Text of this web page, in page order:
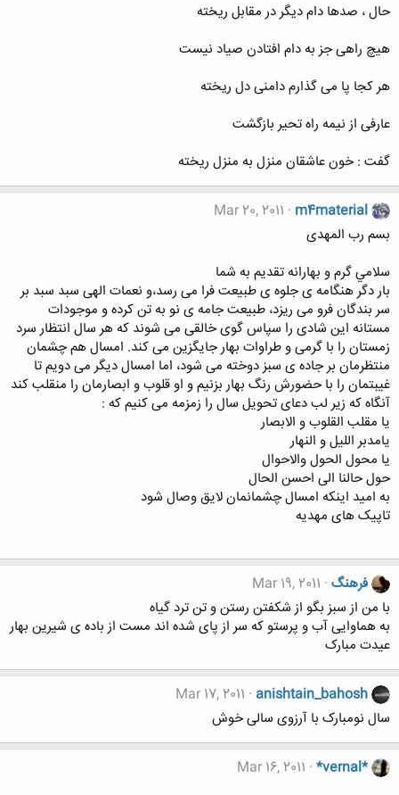
حال ، صدها دام ديگر در مقابل ريخته
هيچ راهی جز به دام افتادن صياد نيست
هر كجا پا می گذارم دامنی دل ريخته
عارفی از نيمه راه تحير بازگشت
گفت : خون عاشقان منزل به منزل ريخته
m4material
Mar 20, 2011
بسم رب المهدی
سلامي گرم و بهارانه تقدیم به شما
بار دگر هنگامه ی جلوه ی طبیعت فرا می رسد،و نعمات الهی سبد سبد بر
سر بندگان فرو می ریزد، طبیعت جامه ی نو به تن کرده و موجودات
مستانه این شادی را سپاس گوی خالقی می شوند که هر سال انتظار سرد
زمستان را با گرمی و طراوات بهار جایگزین می کند. امسال هم چشمان
منتظرمان بر جاده ی سبز دوخته می شود، اما امسال دیگر می دویم تا
غیبتمان را با حضورش رنگ بهار بزنیم و او قلوب و ابصارمان را منقلب کند
آنگاه که زیر لب دعای تحویل سال را زمزمه می کنیم که :
یا مقلب القلوب و الابصار
یامدبر اللیل و النهار
یا محول الحول والاحوال
حول حالنا الی احسن الحال
به امید اینکه امسال چشمانمان لایق وصال شود
تاپیک های مهدیه
فرهنگ Mar 19, 2011
با من از سبز بگو از شکفتن رستن و تن ترد گیاه
به هماوایی آب و پرستو که سر از پای شده اند مست از باده ی شیرین بهار
عیدت مبارک
anishtain_bahosh
Mar 17, 2011
سال نومبارک با آرزوی سالی خوش
*vernal*
Mar 16, 2011